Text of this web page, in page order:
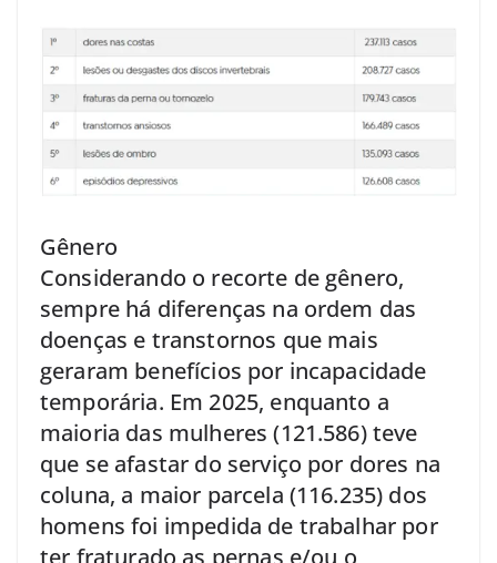
Gênero
Considerando o recorte de gênero,
sempre há diferenças na ordem das
doenças e transtornos que mais
geraram benefícios por incapacidade
temporária. Em 2025, enquanto a
maioria das mulheres (121.586) teve
que se afastar do serviço por dores na
coluna, a maior parcela (116.235) dos
homens foi impedida de trabalhar por